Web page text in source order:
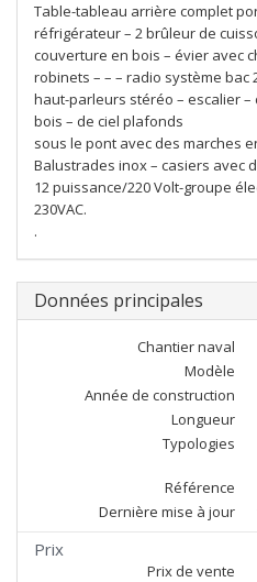
Table-tableau arrière complet
réfrigérateur – 2 brûleur de
couverture en bois – évier avec
robinets – – – radio système bac
haut-parleurs stéréo – escalier
bois – de ciel plafonds
sous le pont avec des marches
Balustrades inox – casiers avec
12 puissance/220 Volt-groupe
230VAC.
.
Données principales
Chantier naval
Modèle
Année de construction
Longueur
Typologies
Référence
Dernière mise à jour
Prix
Prix de vente